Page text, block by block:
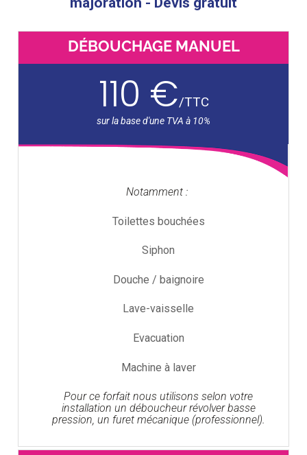
DÉBOUCHAGE MANUEL
110 €/TTC
Notamment :
Toilettes bouchées
Siphon
Douche / baignoire
Lave-vaisselle
Evacuation
Machine à laver
Pour ce forfait nous utilisons selon votre
installation un déboucheur révolver basse
pression, un furet mécanique (professionnel).